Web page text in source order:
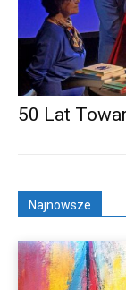
50 Lat
Najnowsze